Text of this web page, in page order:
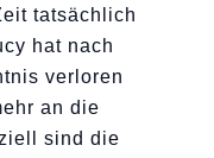
tatsächlich
hat nach
verloren
an die
sind die